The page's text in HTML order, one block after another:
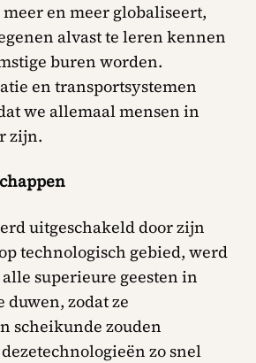
en meer globaliseert,
alvast te leren kennen
buren worden.
en transportsystemen
we allemaal mensen in
zijn.
uitgeschakeld door zijn
technologisch gebied, werd
superieure geesten in
zodat ze
scheikunde zouden
zo snel